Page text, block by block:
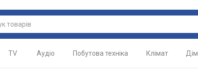
TV Аудіо Побутова техніка Клімат Дім